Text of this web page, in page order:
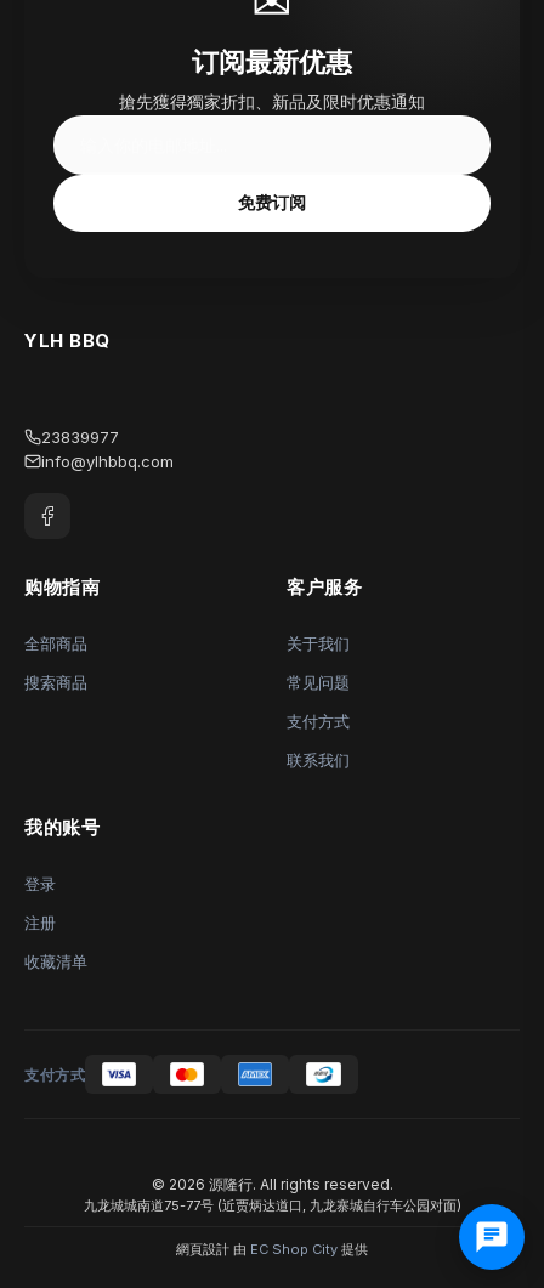
订阅最新优惠
搶先獲得獨家折扣、新品及限时优惠通知
免费订阅
YLH BBQ
23839977
info@ylhbbq.com
购物指南
全部商品
搜索商品
客户服务
关于我们
常见问题
支付方式
联系我们
我的账号
登录
注册
收藏清单
支付方式
© 2026 源隆行. All rights reserved.
九龙城城南道75-77号 (近贾炳达道口, 九龙寨城自行车公园对面)
網頁設計 由 EC Shop City 提供